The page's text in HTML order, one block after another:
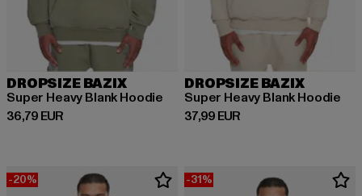
DROPSIZE BAZIX
Super Heavy Blank Hoodie
36,79 EUR
Derzeitiger Preis: 36,79 EUR
DROPSIZE BAZIX
Super Heavy Blank Hoodie
37,99 EUR
Derzeitiger Preis: 37,99 EUR
-20% -31%